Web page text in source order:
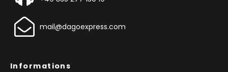
mail@dagoexpress.com
Informations